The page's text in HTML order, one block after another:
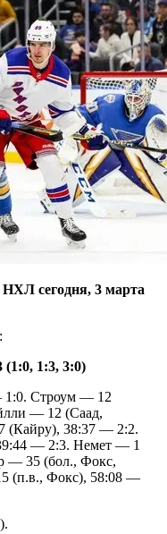
сегодня, 3 марта
1:3, 3:0)
Строум — 12
— 12 (Саад,
(Кайру), 38:37 — 2:2.
— 2:3. Немет — 1
— 35 (бол., Фокс,
(п.в., Фокс), 58:08 —